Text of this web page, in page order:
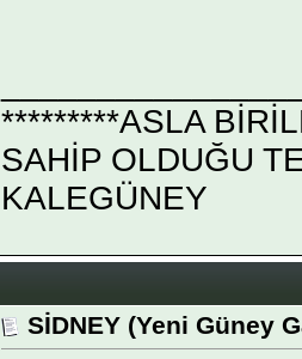
*********ASLA
SAHİP OLDUĞU
KALEGÜNEY
SİDNEY (Yeni Güney